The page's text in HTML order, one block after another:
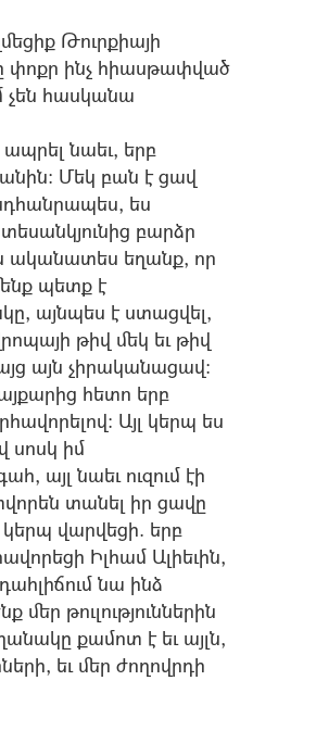
Թուրքիայի
փոքր ինչ հիասթափված
չեն հասկանա
նաեւ, երբ
Մեկ բան է ցավ
ես
բարձր
ականատես եղանք, որ
պետք է
այնպես է ստացվել,
թիվ մեկ եւ թիվ
այն չիրականացավ:
հետո երբ
Այլ կերպ ես
սոսկ իմ
այլ նաեւ ուզում էի
տանել իր ցավը
կերպ վարվեցի. երբ
Իլհամ Ալիեւին,
նա ինձ
թուլություններին
քամոտ է եւ այլն,
եւ մեր ժողովրդի